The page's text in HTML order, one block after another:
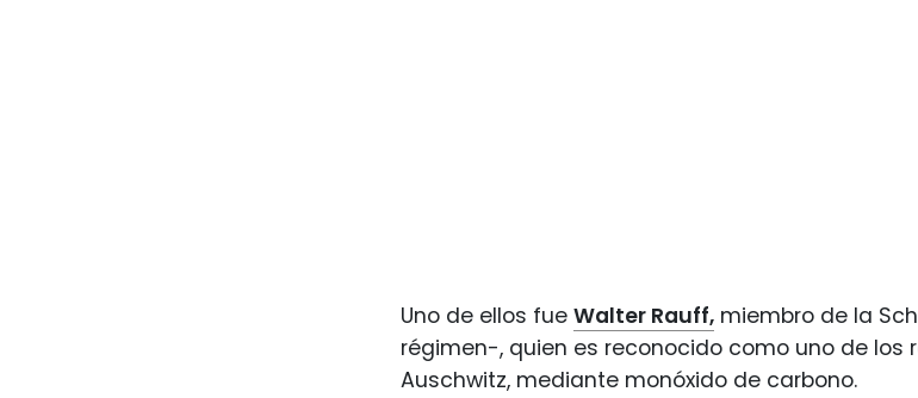
Uno de ellos fue Walter Rauff, miembro de la
régimen-, quien es reconocido como uno de
Auschwitz, mediante monóxido de carbono.